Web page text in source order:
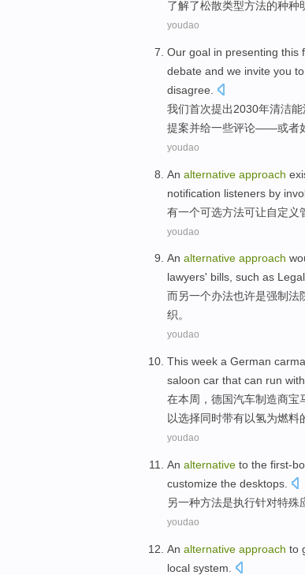
了解了松散类型方法的种种
youdao
Our goal in presenting this
debate and we invite you
disagree
我们首次提出2030年清洁能
提案并给一些评论——或者
youdao
An alternative approach
notification listeners by
有一个可选方法可让自定义
youdao
An alternative approach
lawyers' bills, such as
而另一个办法也许是强制法
织。
youdao
This week a German
saloon car that can run
在本周 ， 德国汽车制造商宝
以选择同时带有以氢为燃料
youdao
An alternative to the first-
customize the desktops
另一种方法是执行针对特殊
youdao
An alternative approach to
local system